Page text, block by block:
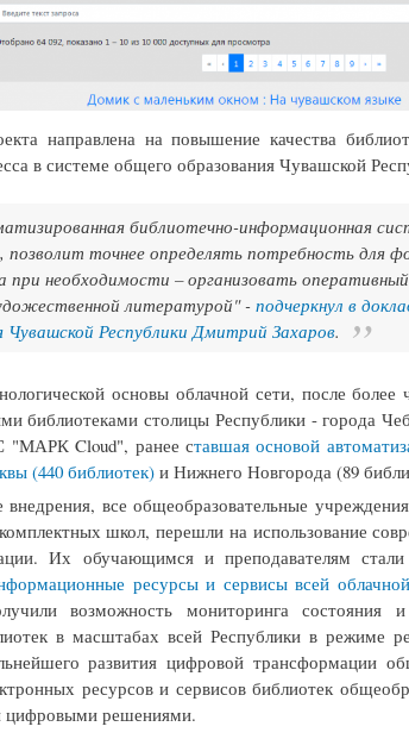
направлена на повышение качества
в системе общего образования Чувашской
библиотечно-информационная
позволит точнее определять потребность для
при необходимости – организовать
литературой" - подчеркнул в
Чувашской Республики Дмитрий Захаров.
основы облачной сети, после
библиотеками столицы Республики - города
"МАРК Cloud", ранее ставшая основой
(440 библиотек) и Нижнего Новгорода (89
внедрения, все общеобразовательные
школ, перешли на использование
Их обучающимся и преподавателям
ресурсы и сервисы всей
возможность мониторинга состояния
в масштабах всей Республики в режиме
развития цифровой трансформации
ресурсов и сервисов библиотек
цифровыми решениями.